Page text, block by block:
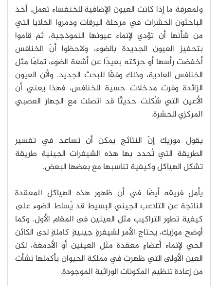
ولمعرفة ما إذا كانت العيون الإضافية للخنفساء تعمل، أخذ
الباحثون الحشرات في مرحلة اليرقات ودمروا الخلايا التي
من شأنها أن تؤدي لإنماء عيونها النموذجية، ثم قاموا
بتحفيز العيون الجديدة بالضوء، ولاحظوا أنّ الخنافس
أخفضت رأسها أو حركته بعيدًا عن أشعة الضوء، تمامًا مثل
الخنافس العادية، وذلك وفقًا للبحث الجديد. ولأن العيون
الزائدة وفرت مدخلات حسية للخنافس، فهذا يعني أن
الأعين التي شُكلت حديثًا قد اتصلت مع الجهاز العصبي
المركزي للحشرة.
يقول موزيك إنّ النتائج يمكن أن تساعد في تفسير
الطريقة التي تُحدد بها هذه الشيفرات الجينية طريقة
تشكل الهياكل وكيفية تناسبها مع بعضها البعض.
يأمل فريقه أيضًا في أن ظهور هذه الهياكل المعقدة
الناتجة عن التلاعب الجيني البسيط قد يُسلط الضوء على
كيفية تطور التراكيب مثل العينين فى المقام الأول. وكما
أوضح موزيك، يحتاج الأمر لشيفرةٍ جينيةٍ كاملةٍ لدى الكائن
الحي لإنماء أعضاءٍ معقدة مثل العينين أو الأدمغة، لكن
العين الأولى التي ظهرت في مملكة الحيوان بأكملها نشأت
من إعادة تنظيم المكونات الوراثية الموجودة.